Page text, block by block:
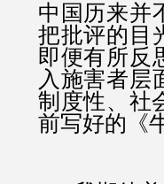
中国历来并
把批评的目
即便有所反
入施害者层
制度性、社
前写好的《